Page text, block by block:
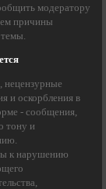
модератору
причины
нецензурные
и оскорбления в
- сообщения,
тону и
к нарушению